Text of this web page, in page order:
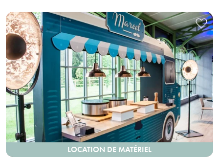
LOCATION DE MATÉRIEL